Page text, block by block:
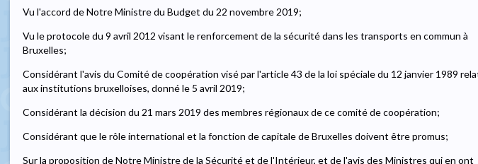
Vu l'accord de Notre Ministre du Budget du 22 novembre 2019;
Vu le protocole du 9 avril 2012 visant le renforcement de la sécurité dans les transports en commun à
Bruxelles;
Considérant l'avis du Comité de coopération visé par l'article 43 de la loi spéciale du 12 janvier 1989
aux institutions bruxelloises, donné le 5 avril 2019;
Considérant la décision du 21 mars 2019 des membres régionaux de ce comité de coopération;
Considérant que le rôle international et la fonction de capitale de Bruxelles doivent être promus;
Sur la proposition de Notre Ministre de la Sécurité et de l'Intérieur, et de l'avis des Ministres qui en ont